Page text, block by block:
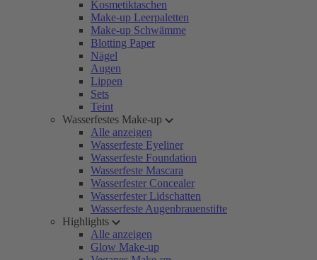
Kosmetiktaschen
Make-up Leerpaletten
Make-up Schwämme
Blotting Paper
Nägel
Augen
Lippen
Sets
Teint
Wasserfestes Make-up
Alle anzeigen
Wasserfeste Eyeliner
Wasserfeste Foundation
Wasserfeste Mascara
Wasserfester Concealer
Wasserfester Lidschatten
Wasserfeste Augenbrauenstifte
Highlights
Alle anzeigen
Glow Make-up